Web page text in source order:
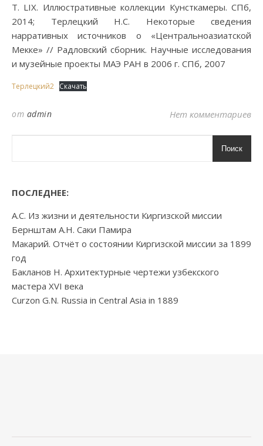
Т. LIX. Иллюстративные коллекции Кунсткамеры. СПб,
2014; Терлецкий Н.С. Некоторые сведения
нарративных источников о «Центральноазиатской
Мекке» // Радловский сборник. Научные исследования
и музейные проекты МАЭ РАН в 2006 г. СПб, 2007
Терлецкий2 Скачать
от admin Нет комментариев
Поиск
ПОСЛЕДНЕЕ:
А.С. Из жизни и деятельности Киргизской миссии
Бернштам А.Н. Саки Памира
Макарий. Отчёт о состоянии Киргизской миссии за 1899
год
Бакланов Н. Архитектурные чертежи узбекского
мастера XVI века
Curzon G.N. Russia in Central Asia in 1889